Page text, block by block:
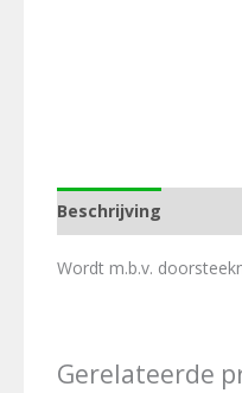
Beschrijving
Wordt m.b.v.
Gerelateerde